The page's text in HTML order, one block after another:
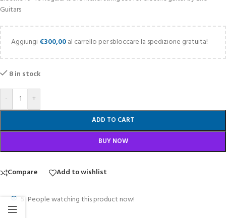
Guitars
Aggiungi€300,00al carrello per sbloccare la spedizione gratuita!
8 in stock
- +
ADD TO CART
BUY NOW
Compare Add to wishlist
People watching this product now!